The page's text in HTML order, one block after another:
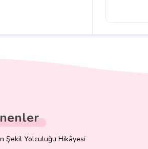
Şekil Yolculuğu Hikâyesi